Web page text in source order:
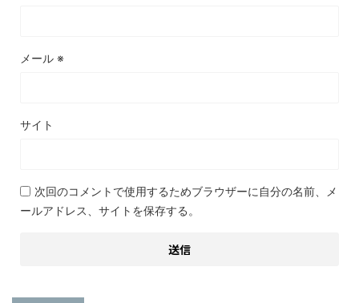
メール ※
サイト
次回のコメントで使用するためブラウザーに自分の名前、メ
ールアドレス、サイトを保存する。